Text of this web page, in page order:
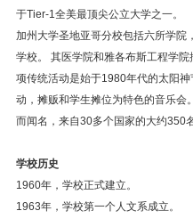
于Tier-1全美最顶尖公立大学之一。
加州大学圣地亚哥分校包括六所学院
学校。 其医学院和雅各布斯工程学
项传统活动是始于1980年代的太阳
动，摊贩和学生摊位为特色的音乐会
而闻名，来自30多个国家的大约350
学校历史
1960年，学校正式建立。
1963年，学校第一个人文系成立。